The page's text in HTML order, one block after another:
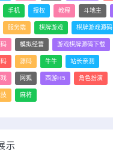
手机 授权 教程 斗地主
服务端 棋牌游戏 棋牌游戏源码
模拟经营 游戏棋牌源码下载
源码 牛牛 站长亲测
网狐 西游H5 角色扮演
麻将
示